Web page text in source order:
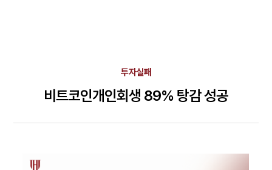
투자실패
비트코인개인회생 89% 탕감 성공